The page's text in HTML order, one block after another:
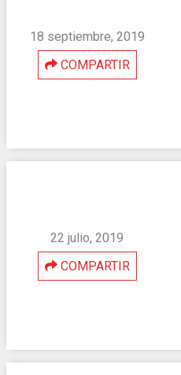
18 septiembre, 2019
COMPARTIR
22 julio, 2019
COMPARTIR